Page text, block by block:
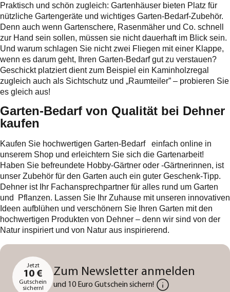
Praktisch und schön zugleich: Gartenhäuser bieten Platz für
nützliche Gartengeräte und wichtiges Garten-Bedarf-Zubehör.
Denn auch wenn Gartenschere, Rasenmäher und Co. schnell
zur Hand sein sollen, müssen sie nicht dauerhaft im Blick sein.
Und warum schlagen Sie nicht zwei Fliegen mit einer Klappe,
wenn es darum geht, Ihren Garten-Bedarf gut zu verstauen?
Geschickt platziert dient zum Beispiel ein Kaminholzregal
zugleich auch als Sichtschutz und „Raumteiler” – probieren Sie
es gleich aus!
Garten-Bedarf von Qualität bei Dehner
kaufen
Kaufen Sie hochwertigen Garten-Bedarf einfach online in
unserem Shop und erleichtern Sie sich die Gartenarbeit!
Haben Sie befreundete Hobby-Gärtner oder -Gärtnerinnen, ist
unser Zubehör für den Garten auch ein guter Geschenk-Tipp.
Dehner ist Ihr Fachansprechpartner für alles rund um Garten
und Pflanzen. Lassen Sie Ihr Zuhause mit unseren innovativen
Ideen aufblühen und verschönern Sie Ihren Garten mit den
hochwertigen Produkten von Dehner – denn wir sind von der
Natur inspiriert und von Natur aus inspirierend.
Jetzt
10 €
Gutschein
sichern!
Zum Newsletter anmelden
und 10 Euro Gutschein sichern!